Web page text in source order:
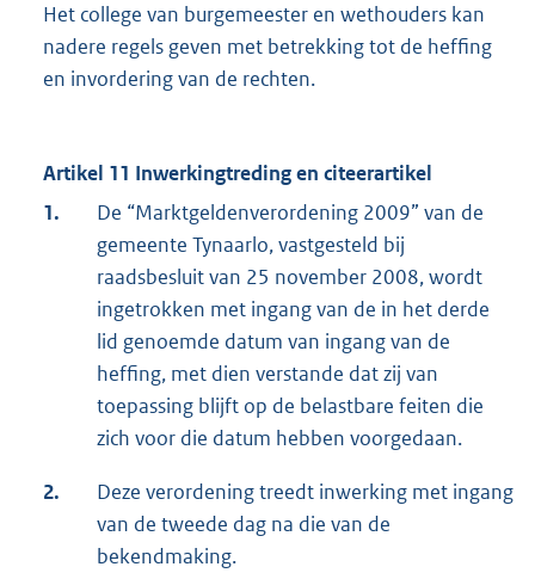
Het college van burgemeester en wethouders kan
nadere regels geven met betrekking tot de heffing
en invordering van de rechten.
Artikel 11 Inwerkingtreding en citeerartikel
1.
De “Marktgeldenverordening 2009” van de
gemeente Tynaarlo, vastgesteld bij
raadsbesluit van 25 november 2008, wordt
ingetrokken met ingang van de in het derde
lid genoemde datum van ingang van de
heffing, met dien verstande dat zij van
toepassing blijft op de belastbare feiten die
zich voor die datum hebben voorgedaan.
2.
Deze verordening treedt inwerking met ingang
van de tweede dag na die van de
bekendmaking.